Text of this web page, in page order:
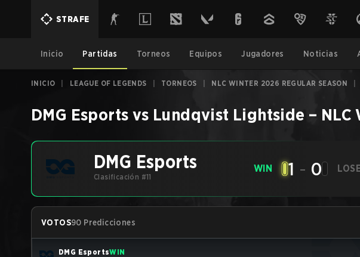
STRAFE
Inicio Partidas Torneos Equipos Jugadores Noticias
INICIO LEAGUE OF LEGENDS TORNEOS NLC WINTER 2026 REGULAR SEASON
DMG Esports vs Lundqvist Lightside – NLC
DMG Esports
Clasificación #11
WIN 1 - 0 LOSE
VOTOS90 Predicciones
DMG EsportsWIN